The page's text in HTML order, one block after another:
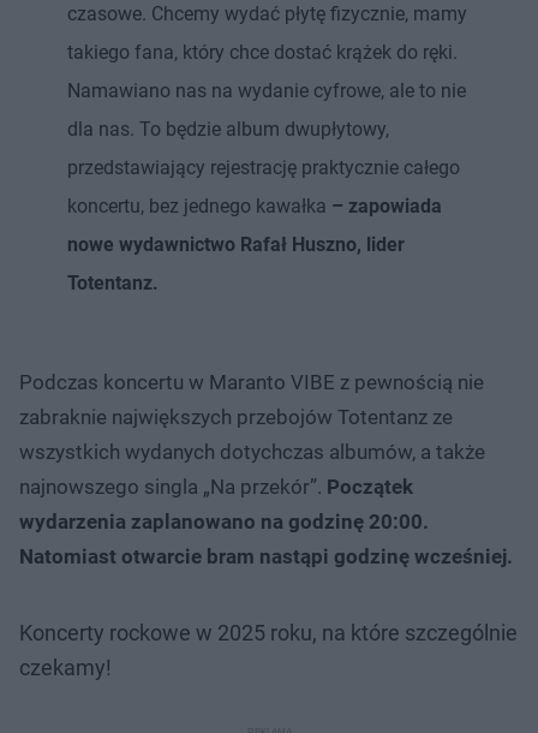
czasowe. Chcemy wydać płytę fizycznie, mamy
takiego fana, który chce dostać krążek do ręki.
Namawiano nas na wydanie cyfrowe, ale to nie
dla nas. To będzie album dwupłytowy,
przedstawiający rejestrację praktycznie całego
koncertu, bez jednego kawałka – zapowiada
nowe wydawnictwo Rafał Huszno, lider
Totentanz.
Podczas koncertu w Maranto VIBE z pewnością nie
zabraknie największych przebojów Totentanz ze
wszystkich wydanych dotychczas albumów, a także
najnowszego singla „Na przekór”. Początek
wydarzenia zaplanowano na godzinę 20:00.
Natomiast otwarcie bram nastąpi godzinę wcześniej.
Koncerty rockowe w 2025 roku, na które szczególnie
czekamy!